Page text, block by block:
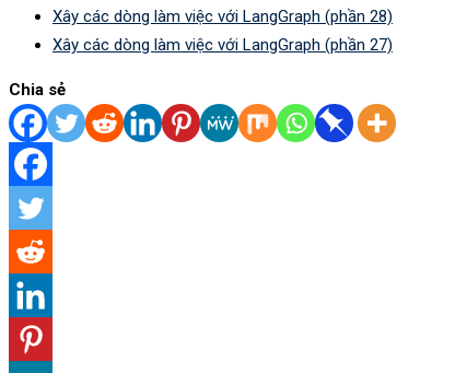
Xây các dòng làm việc với LangGraph (phần 28)
Xây các dòng làm việc với LangGraph (phần 27)
Chia sẻ